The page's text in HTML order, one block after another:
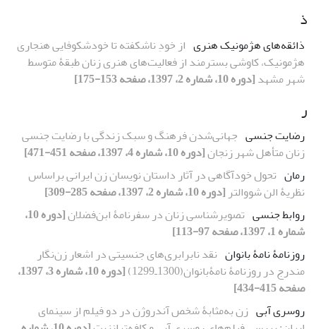
ذ
ذائقه‌های هژمونیک هنری از خودِ ناشکفته تا خودشکوفایی هنجاری
هژمونیک، کاوشی بسترمند از فعالیت‌های هنری زنان طبقۀ متوسط
شهر مشهد[دوره 10، شماره 2، 1397، صفحه 153-175]
ر
رضایت جنسی جهانی‌شدن فرهنگ و سبک زندگی با رضایت جنسی
زنان متأهل شهر زنجان[دوره 10، شماره 4، 1397، صفحه 451-471]
رمان تحول خودآگاهی در آثار داستان‏ نویسان زن ایرانی براساس
نظریۀ الن شووالتر [دوره 10، شماره 2، 1397، صفحه 285-309]
روابط جنسی تصویرشناسی زنان در سفرنامۀ ابن‌فضلان
[دوره 10،
شماره 1، 1397، صفحه 97-113]
روزنامۀ نامۀ بانوان نقد نابرابری‌های جنسیتی در اشعار زن‌نگار
مندرج در روزنامۀ نامۀبانوان(1300ـ1299)
[دوره 10، شماره 3، 1397،
صفحه 415-434]
روسری آبی زن به‌مثابۀ شخص آندروژن در دو فیلم از سینمای